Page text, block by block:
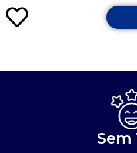
Sem